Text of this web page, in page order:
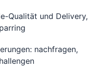
Qualität und Delivery,
nachfragen,